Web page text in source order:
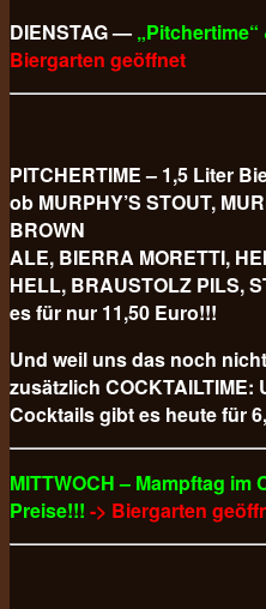
DIENSTAG —
Biergarten geöffnet
PITCHERTIME – 1,5 Liter
ob MURPHY’S STOUT,
BROWN
ALE, BIERRA MORETTI,
HELL, BRAUSTOLZ PILS,
es für nur 11,50 Euro!!!
Und weil uns das noch
zusätzlich
Cocktails gibt es heute für
MITTWOCH – Mampftag
Preise!!! -> Biergarten